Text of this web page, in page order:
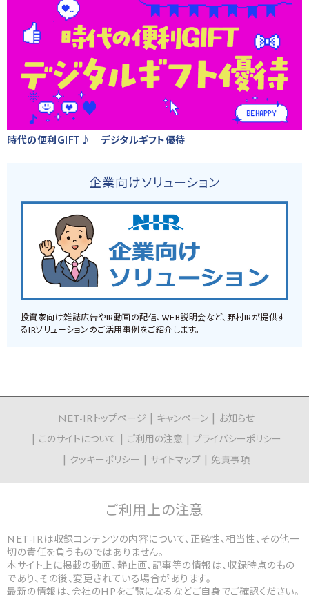
時代の便利GIFT♪ デジタルギフト優待
企業向けソリューション
投資家向け雑誌広告やIR動画の配信、WEB説明会など、野村IRが提供す
るIRソリューションのご活用事例をご紹介します。
NET-IRトップページ キャンペーン
お知らせ
このサイトについて
ご利用の注意
プライバシーポリシー
クッキーポリシー
サイトマップ 免責事項
ご利用上の注意
NET-IRは収録コンテンツの内容について、正確性、相当性、その他一
切の責任を負うものではありません。
本サイト上に掲載の動画、静止画、記事等の情報は、収録時点のもの
であり、その後、変更されている場合があります。
最新の情報は、会社のHPをご覧になるなどご自身でご確認ください。